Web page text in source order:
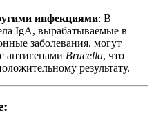
инфекциями: В
IgA, вырабатываемые в
заболевания, могут
антигенами Brucella, что
результату.